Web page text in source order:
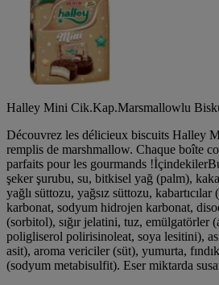
Halley Mini Cik.Kap.Marsmallowlu
Découvrez les délicieux biscuits Halley
remplis de marshmallow. Chaque boîte
parfaits pour les gourmands
şeker şurubu, su, bitkisel yağ (palm),
yağlı süttozu, yağsız süttozu,
karbonat, sodyum hidrojen karbonat,
(sorbitol), sığır jelatini, tuz, emülgatörler
poligliserol polirisinoleat, soya lesitini),
asit), aroma vericiler (süt), yumurta,
(sodyum metabisulfit). Eser miktarda